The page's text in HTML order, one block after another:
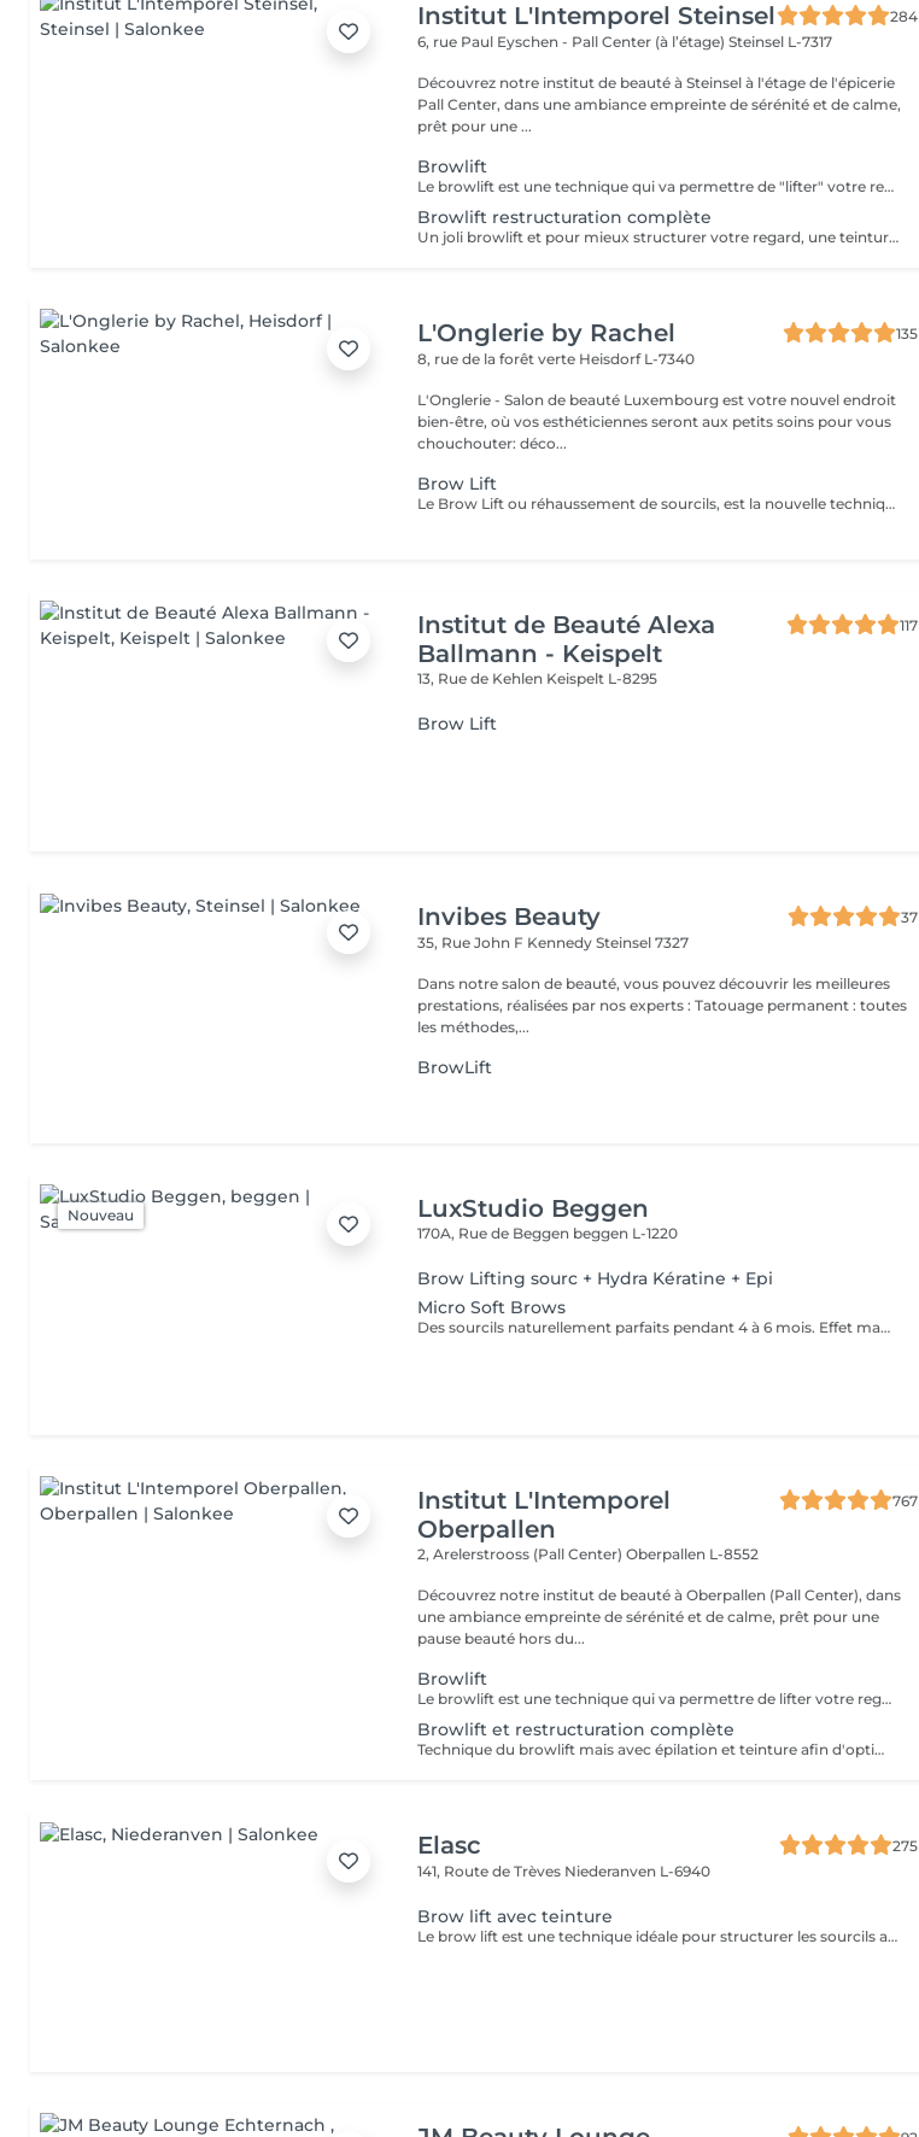
Institut L'Intemporel Steinsel
284
6, rue Paul Eyschen - Pall Center (à l’étage)Steinsel L-7317
Découvrez notre institut de beauté à Steinsel à l'étage de l'épicerie
Pall Center, dans une ambiance empreinte de sérénité et de calme,
prêt pour une ...
Browlift
Le browlift est une technique qui va permettre de "lifter" votre regard en travaillant sur le positionnement de vos sourcils, la forme et la couleur. Un regard ouvert et pétillant pour 4 à 6 semaines.
Browlift restructuration complète
Un joli browlift et pour mieux structurer votre regard, une teinture appliquée avec exactitude.
L'Onglerie by Rachel
135
8, rue de la forêt verte Heisdorf L-7340
L'Onglerie - Salon de beauté Luxembourg est votre nouvel endroit
bien-être, où vos esthéticiennes seront aux petits soins pour vous
chouchouter: déco...
Brow Lift
Le Brow Lift ou réhaussement de sourcils, est la nouvelle technique tendance: le but étant d'embellir, épaissir le sourcil et de discipliner des poils broussailleux ou épars à l'aide d'un produit à base de kératine. Cette technique convient à tous les types de sourcils, que vous soyez blonde, brune ou rousse, que vous ayez les sourcils fournis ou non. Si vos sourcils sont broussailleux, cette méthode innovante va les discipliner. À l'inverse, s'ils sont fins et clairsemés, le browlift leur donnera plus de texture et offrira un résultat plus fourni et ultra naturel pour une durée de 6 semaines.
Institut de Beauté Alexa
Ballmann - Keispelt
117
13, Rue de Kehlen Keispelt L-8295
Brow Lift
Invibes Beauty
37
35, Rue John F KennedySteinsel 7327
Dans notre salon de beauté, vous pouvez découvrir les meilleures
prestations, réalisées par nos experts : Tatouage permanent : toutes
les méthodes,...
BrowLift
Nouveau LuxStudio Beggen
170A, Rue de Beggen beggen L-1220
Brow Lifting sourc + Hydra Kératine + Epi
Micro Soft Brows
Des sourcils naturellement parfaits pendant 4 à 6 mois. Effet maquillé léger et élégant, sans engagement lourd. Idéal pour sublimer le regard en toute simplicité.
Institut L'Intemporel
Oberpallen
767
2, Arelerstrooss (Pall Center)Oberpallen L-8552
Découvrez notre institut de beauté à Oberpallen (Pall Center), dans
une ambiance empreinte de sérénité et de calme, prêt pour une
pause beauté hors du...
Browlift
Le browlift est une technique qui va permettre de lifter votre regard en travaillant sur le positionnement de vos sourcils, la forme et la couleur. Un regard ouvert et pétillant pour 4 à 6 semaines.
Browlift et restructuration complète
Technique du browlift mais avec épilation et teinture afin d'optimiser et de structurer parfaitement vos sourcils
Elasc
275
141, Route de Trèves Niederanven L-6940
Brow lift avec teinture
Le brow lift est une technique idéale pour structurer les sourcils ainsi que pour les rendre plus volumineux. Tenue : environ 5 semaines.